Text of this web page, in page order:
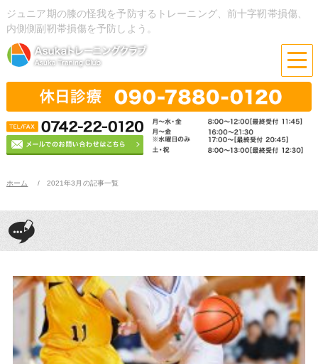
ジュニア期の膝の怪我を予防するトレーニング、前十字靭帯損傷、
内側側副靭帯損傷を予防しよう。
ホーム 2021年3月の記事一覧